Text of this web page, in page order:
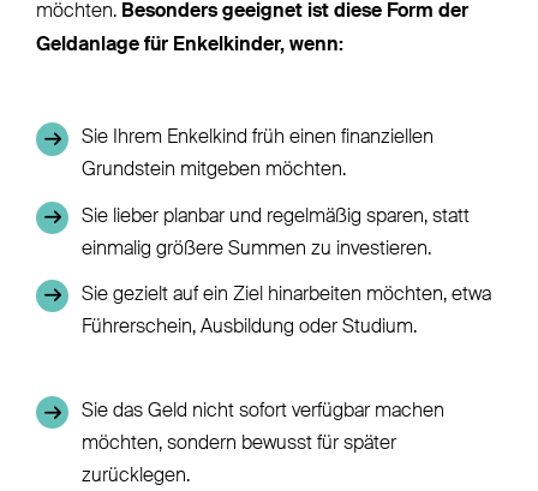
möchten. Besonders geeignet ist diese Form der
Geldanlage für Enkelkinder, wenn:
Sie Ihrem Enkelkind früh einen finanziellen
Grundstein mitgeben möchten.
Sie lieber planbar und regelmäßig sparen, statt
einmalig größere Summen zu investieren.
Sie gezielt auf ein Ziel hinarbeiten möchten, etwa
Führerschein, Ausbildung oder Studium.
Sie das Geld nicht sofort verfügbar machen
möchten, sondern bewusst für später
zurücklegen.